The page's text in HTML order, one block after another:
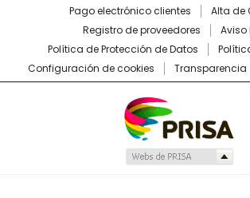
Pago electrónico clientes
Alta de
Registro de proveedores
Aviso
Política de Protección de Datos
Configuración de cookies
Transparencia